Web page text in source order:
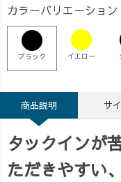
カラーバリエーション
ブラック イエロー
商品説明 サ
タックインが
ただきやすい